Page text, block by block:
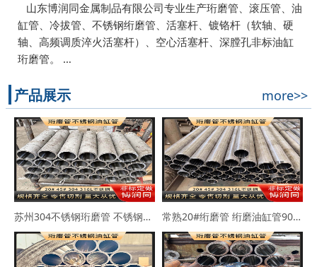
山东博润同金属制品有限公司专业生产珩磨管、滚压管、油
缸管、冷拔管、不锈钢绗磨管、活塞杆、镀铬杆（软轴、硬
轴、高频调质淬火活塞杆）、空心活塞杆、深膛孔非标油缸
珩磨管。 …
产品展示 more>>
苏州304不锈钢珩磨管 不锈钢缸筒90*102 63*73 常熟20#绗磨管 绗磨油缸管90*114 100*110